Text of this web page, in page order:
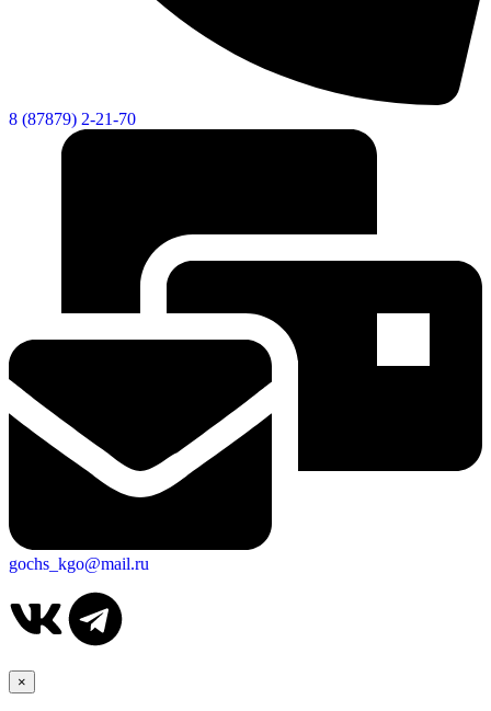
8 (87879) 2-21-70
gochs_kgo@mail.ru
×